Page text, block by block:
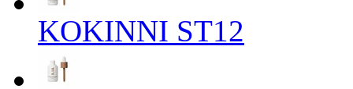
KOKINNI ST12